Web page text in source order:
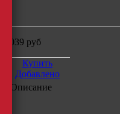
7039 руб
Купить
Добавлено
Описание